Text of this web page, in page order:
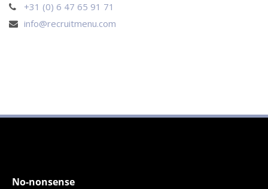
+31 (0) 6 47 65 91 71
info@recruitmenu.com
No-nonsense